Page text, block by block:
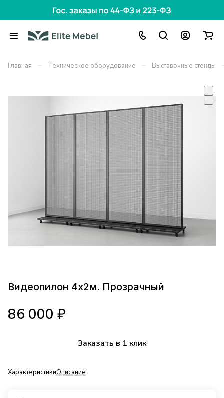
Главная – Техническое оборудование – Выставочные стенды
Видеопилон 4x2м. Прозрачный
86 000 ₽
Заказать в 1 клик
ХарактеристикиОписание